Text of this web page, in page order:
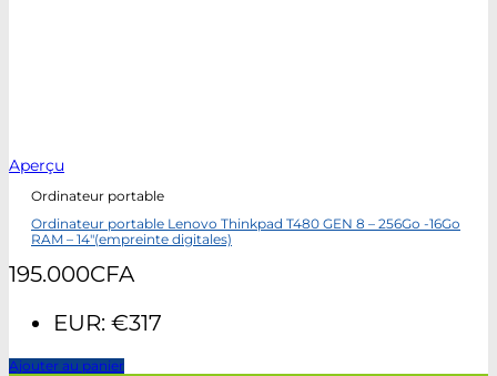
Aperçu
Ordinateur portable
Ordinateur portable Lenovo Thinkpad T480 GEN 8 – 256Go -16Go
RAM – 14″(empreinte digitales)
195.000CFA
EUR: €317
Ajouter au panier